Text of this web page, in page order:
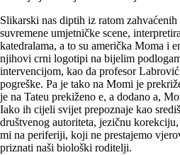
Slikarski nas diptih iz ratom
suvremene umjetničke scene,
katedralama, a to su američka Moma i
njihovi crni logotipi na bijelim
intervencijom, kao da profesor
pogreške. Pa je tako na Momi je
je na Tateu prekiženo e, a dodano a,
Iako ih cijeli svijet prepoznaje kao
društvenog autoriteta, jezičnu
mi na periferiji, koji ne prestajemo
priznati naši biološki roditelji.